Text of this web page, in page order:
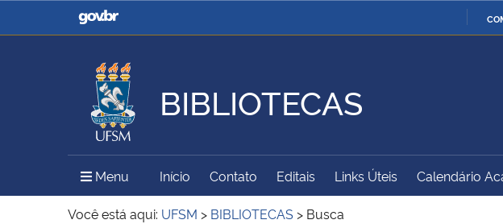
Casa Civil
Ministério da Justiça e
Ministério da Defesa
Ministério da Agricultura,
Pecuária e Abastecimento
Ministério da Educação
Ministério do Meio Ambiente Ministério do Turismo
Ministério do
BIBLIOTECAS
Menu Menu Principal do Sítio
Início Contato Editais Links Úteis Calendário
Você está aqui: UFSM > BIBLIOTECAS > Busca